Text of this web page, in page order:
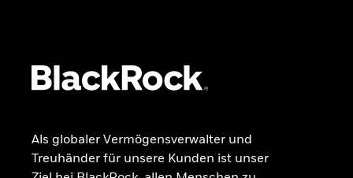
Deutschland
Beschwerdemanagement
OGAW-Vergütungsrichtlinie
Als globaler Vermögensverwalter und
Treuhänder für unsere Kunden ist unser